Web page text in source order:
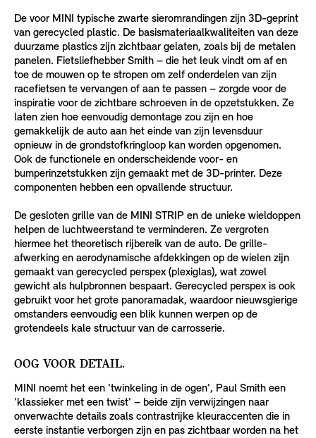
De voor MINI typische zwarte sieromrandingen zijn 3D-geprint
van gerecycled plastic. De basismateriaalkwaliteiten van deze
duurzame plastics zijn zichtbaar gelaten, zoals bij de metalen
panelen. Fietsliefhebber Smith – die het leuk vindt om af en
toe de mouwen op te stropen om zelf onderdelen van zijn
racefietsen te vervangen of aan te passen – zorgde voor de
inspiratie voor de zichtbare schroeven in de opzetstukken. Ze
laten zien hoe eenvoudig demontage zou zijn en hoe
gemakkelijk de auto aan het einde van zijn levensduur
opnieuw in de grondstofkringloop kan worden opgenomen.
Ook de functionele en onderscheidende voor- en
bumperinzetstukken zijn gemaakt met de 3D-printer. Deze
componenten hebben een opvallende structuur.
De gesloten grille van de MINI STRIP en de unieke wieldoppen
helpen de luchtweerstand te verminderen. Ze vergroten
hiermee het theoretisch rijbereik van de auto. De grille-
afwerking en aerodynamische afdekkingen op de wielen zijn
gemaakt van gerecycled perspex (plexiglas), wat zowel
gewicht als hulpbronnen bespaart. Gerecycled perspex is ook
gebruikt voor het grote panoramadak, waardoor nieuwsgierige
omstanders eenvoudig een blik kunnen werpen op de
grotendeels kale structuur van de carrosserie.
OOG VOOR DETAIL.
MINI noemt het een 'twinkeling in de ogen', Paul Smith een
'klassieker met een twist' – beide zijn verwijzingen naar
onverwachte details zoals contrastrijke kleuraccenten die in
eerste instantie verborgen zijn en pas zichtbaar worden na het